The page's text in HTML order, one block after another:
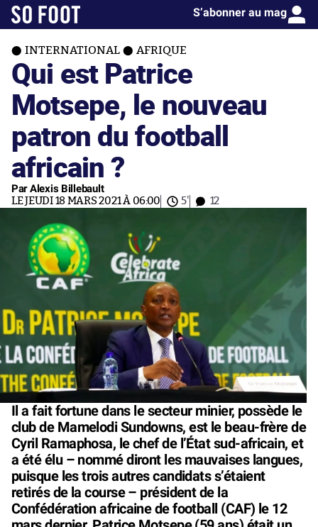
S’abonner au mag
INTERNATIONAL AFRIQUE
Qui est Patrice
Motsepe, le nouveau
patron du football
africain ?
Par Alexis Billebault
LE JEUDI 18 MARS 2021 À 06:00 5' 12
Il a fait fortune dans le secteur minier, possède le
club de Mamelodi Sundowns, est le beau-frère de
Cyril Ramaphosa, le chef de l’État sud-africain, et
a été élu – nommé diront les mauvaises langues,
puisque les trois autres candidats s’étaient
retirés de la course – président de la
Confédération africaine de football (CAF) le 12